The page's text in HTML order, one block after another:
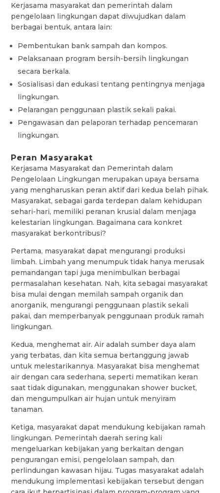
Kerjasama masyarakat dan pemerintah dalam
pengelolaan lingkungan dapat diwujudkan dalam
berbagai bentuk, antara lain:
Pembentukan bank sampah dan kompos.
Pelaksanaan program bersih-bersih lingkungan
secara berkala.
Sosialisasi dan edukasi tentang pentingnya menjaga
lingkungan.
Pelarangan penggunaan plastik sekali pakai.
Pengawasan dan pelaporan terhadap pencemaran
lingkungan.
Peran Masyarakat
Kerjasama Masyarakat dan Pemerintah dalam
Pengelolaan Lingkungan merupakan upaya bersama
yang mengharuskan peran aktif dari kedua belah pihak.
Masyarakat, sebagai garda terdepan dalam kehidupan
sehari-hari, memiliki peranan krusial dalam menjaga
kelestarian lingkungan. Bagaimana cara konkret
masyarakat berkontribusi?
Pertama, masyarakat dapat mengurangi produksi
limbah. Limbah yang menumpuk tidak hanya merusak
pemandangan tapi juga menimbulkan berbagai
permasalahan kesehatan. Nah, kita sebagai masyarakat
bisa mulai dengan memilah sampah organik dan
anorganik, mengurangi penggunaan plastik sekali
pakai, dan memperbanyak penggunaan produk ramah
lingkungan.
Kedua, menghemat air. Air adalah sumber daya alam
yang terbatas, dan kita semua bertanggung jawab
untuk melestarikannya. Masyarakat bisa menghemat
air dengan cara sederhana, seperti mematikan keran
saat tidak digunakan, menggunakan shower bucket,
dan mengumpulkan air hujan untuk menyiram
tanaman.
Ketiga, masyarakat dapat mendukung kebijakan ramah
lingkungan. Pemerintah daerah sering kali
mengeluarkan kebijakan yang berkaitan dengan
pengurangan emisi, pengelolaan sampah, dan
perlindungan kawasan hijau. Tugas masyarakat adalah
mendukung implementasi kebijakan tersebut dengan